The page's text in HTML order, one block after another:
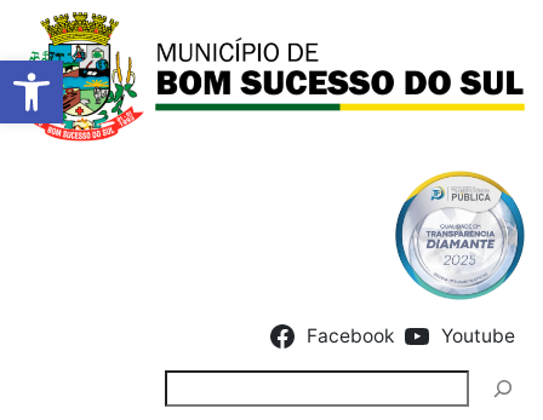
Barra de Ferramentas
Facebook Youtube